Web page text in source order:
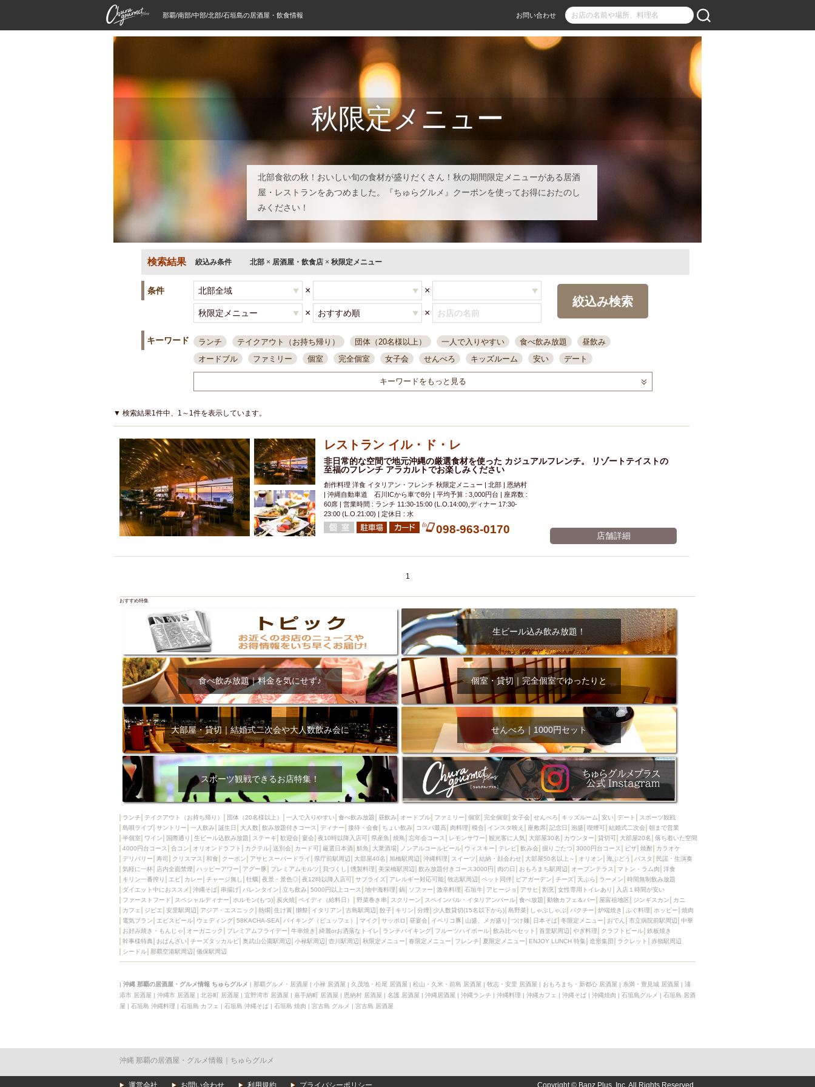
那覇/南部/中部/北部/石垣島の居酒屋・飲食情報 お問い合わせ
秋限定メニュー
北部食欲の秋！おいしい旬の食材が盛りだくさん！秋の期間限定メニューがある居酒
屋・レストランをあつめました。『ちゅらグルメ』クーポンを使ってお得におたのし
みください！
検索結果 絞込み条件 北部 × 居酒屋・飲食店 × 秋限定メニュー
条件 × ×
× ×
絞込み検索
キーワード ランチ テイクアウト（お持ち帰り） 団体（20名様以上） 一人で入りやすい 食べ飲み放題
昼飲み
オードブル
ファミリー 個室 完全個室 女子会 せんべろ キッズルーム 安い
デート
一人飲み 誕生日 大人数
接待・会食
ちょい飲み コスパ最高 肉料理 模合 インスタ映え 座敷席 記念日 泡盛
喫煙可
結婚式二次会
夜10時以降入店可
県産魚 焼鳥 忘年会コース レモンサワー 観光客に人気 大部屋30名
カウンター
貸切可
大部屋20名 落ち着いた空間 4000円台コース 合コン
カード可
厳選日本酒 鮮魚 大衆酒場 ノンアルコールビール ウィスキー テレビ 飲み会
掘りごたつ
3000円台コース
ピザ 焼酎
アサヒスーパードライ
県庁前駅周辺 大部屋40名 旭橋駅周辺 沖縄料理 スイーツ
大部屋50名以上～
オリオン 海ぶどう パスタ 民謡・生演奏
ハッピーアワー
アグー豚 プレミアムモルツ 貝づくし 燻製料理
美栄橋駅周辺
マトン・ラム肉
洋食
ビアガーデン
ダイエット中におススメ
沖縄そば 串揚げ バレンタイン 立ち飲み 5000円以上コース 地中海料理
鍋
ソファー
石垣牛 アサヒ 割烹 女性専用トイレあり
入店１時間が安い
ファーストフード
スペシャルディナー ホルモン(もつ) 炭火焼 ペイディ（給料日）
野菜巻き串
スクリーン
スペインバル・イタリアンバール 食べ放題 動物カフェ＆バー 屋富祖地区
ジンギスカン
カニ
カフェ ジビエ 安里駅周辺 アジア・エスニック 熱燗 生け簀 獺祭 イタリアン
古島駅周辺
餃子
キリン 分煙 少人数貸切(15名以下から) 島野菜 しゃぶしゃぶ パクチー 炉端焼き
ふぐ料理
ホッピー
焼肉 電気ブラン エビスビール ウェディング 58KACHA-SEA
バイキング（ビュッフェ）
マイク
サッポロ 昼宴会 イベリコ豚 山盛、メガ盛り つけ麺 日本そば 冬限定メニュー
おでん
市立病院前駅周辺
中華 お好み焼き・もんじゃ オーガニック プレミアムフライデー
牛串焼き
綺麗orお洒落なトイレ
ランチバイキング フルーツハイボール 飲み比べセット 首里駅周辺
やぎ料理
クラフトビール
鉄板焼き 幹事様特典 おばんざい チーズタッカルビ 奥武山公園駅周辺
小禄駅周辺
壺川駅周辺
秋限定メニュー 春限定メニュー フレンチ 夏限定メニュー ENJOY LUNCH 特集
造形集団
ラクレット
赤嶺駅周辺 シードル 那覇空港駅周辺 儀保駅周辺
キーワードをもっと見る
▼ 検索結果1件中、1～1件を表示しています。
レストラン イル・ド・レ
非日常的な空間で地元沖縄の厳選食材を使った カジュアルフレンチ。 リゾートテイストの
至福のフレンチ アラカルトでお楽しみください
創作料理 洋食 イタリアン・フレンチ 秋限定メニュー | 北部 | 恩納村
| 沖縄自動車道 石川ICから車で8分 | 平均予算 : 3,000円台 | 座席数 :
60席 | 営業時間 : ランチ 11:30-15:00 (L.O.14:00),ディナー 17:30-
23:00 (L.O.21:00) | 定休日 : 水
098-963-0170 店舗詳細
1
おすすめ特集
生ビール込み飲み放題！
食べ飲み放題｜料金を気にせず♪ 個室・貸切｜完全個室でゆったりと
大部屋・貸切｜結婚式二次会や大人数飲み会に せんべろ｜1000円セット
スポーツ観戦できるお店特集！
ランチ テイクアウト（お持ち帰り） 団体（20名様以上） 一人で入りやすい 食べ飲み放題 昼飲み オードブル ファミリー 個室 完全個室 女子会 せんべろ キッズルーム 安い デート
スポーツ観戦
島唄ライブ サントリー 一人飲み 誕生日 大人数 飲み放題付きコース ディナー 接待・会食 ちょい飲み コスパ最高 肉料理 模合 インスタ映え 座敷席 記念日 泡盛 喫煙可 結婚式二次会 朝まで営業
半個室
ワイン 国際通り 生ビール込飲み放題 ステーキ 歓迎会 宴会 夜10時以降入店可 県産魚 焼鳥 忘年会コース レモンサワー 観光客に人気 大部屋30名 カウンター 貸切可 大部屋20名
落ち着いた空間
4000円台コース
合コン オリオンドラフト カクテル 送別会 カード可 厳選日本酒 鮮魚 大衆酒場 ノンアルコールビール ウィスキー テレビ 飲み会 掘りごたつ 3000円台コース ピザ 焼酎
カラオケ
デリバリー
寿司 クリスマス 和食 クーポン アサヒスーパードライ 県庁前駅周辺 大部屋40名 旭橋駅周辺 沖縄料理 スイーツ 結納・顔会わせ 大部屋50名以上～ オリオン 海ぶどう パスタ
民謡・生演奏
気軽に一杯
店内全面禁煙 ハッピーアワー アグー豚 プレミアムモルツ 貝づくし 燻製料理 美栄橋駅周辺 飲み放題付きコース3000円 肉の日 おもろまち駅周辺 オープンテラス マトン・ラム肉
洋食
キリン一番搾り
エビ カレー チャージ無し 牡蠣 夜景・景色◎ 夜12時以降入店可 サプライズ アレルギー対応可能 牧志駅周辺 ペット同伴 ビアガーデン チーズ 天ぷら ラーメン
時間無制飲み放題
ダイエット中におススメ
沖縄そば 串揚げ バレンタイン 立ち飲み 5000円以上コース 地中海料理 鍋 ソファー 激辛料理 石垣牛 アヒージョ アサヒ 割烹 女性専用トイレあり
入店１時間が安い
ファーストフード
スペシャルディナー ホルモン(もつ) 炭火焼 ペイディ（給料日） 野菜巻き串 スクリーン スペインバル・イタリアンバール 食べ放題 動物カフェ＆バー 屋富祖地区 ジンギスカン
カニ
カフェ
ジビエ 安里駅周辺 アジア・エスニック 熱燗 生け簀 獺祭 イタリアン 古島駅周辺 餃子 キリン 分煙 少人数貸切(15名以下から) 島野菜 しゃぶしゃぶ パクチー 炉端焼き ふぐ料理 ホッピー
焼肉
電気ブラン
エビスビール ウェディング 58KACHA-SEA バイキング（ビュッフェ） マイク サッポロ 昼宴会 イベリコ豚 山盛、メガ盛り つけ麺 日本そば 冬限定メニュー おでん 市立病院前駅周辺
中華
お好み焼き・もんじゃ
オーガニック プレミアムフライデー 牛串焼き 綺麗orお洒落なトイレ ランチバイキング フルーツハイボール 飲み比べセット 首里駅周辺 やぎ料理 クラフトビール 鉄板焼き
幹事様特典
おばんざい チーズタッカルビ 奥武山公園駅周辺 小禄駅周辺 壺川駅周辺 秋限定メニュー 春限定メニュー フレンチ 夏限定メニュー ENJOY LUNCH 特集 造形集団 ラクレット
赤嶺駅周辺
シードル 那覇空港駅周辺 儀保駅周辺
| 沖縄 那覇の居酒屋・グルメ情報 ちゅらグルメ | 那覇グルメ・居酒屋 | 小禄 居酒屋 | 久茂地・松尾 居酒屋 | 松山・久米・前島 居酒屋 | 牧志・安里 居酒屋 | おもろまち・新都心 居酒屋 | 糸満・豊見城 居酒屋 | 浦
添市 居酒屋 | 沖縄市 居酒屋 | 北谷町 居酒屋 | 宜野湾市 居酒屋 | 嘉手納町 居酒屋 | 恩納村 居酒屋 | 名護 居酒屋 | 沖縄居酒屋 | 沖縄ランチ | 沖縄料理 | 沖縄カフェ | 沖縄そば | 沖縄焼肉 | 石垣島グルメ | 石垣島 居酒
屋 | 石垣島 沖縄料理 | 石垣島 カフェ | 石垣島 沖縄そば | 石垣島 焼肉 | 宮古島 グルメ | 宮古島 居酒屋
沖縄 那覇の居酒屋・グルメ情報｜ちゅらグルメ
運営会社 お問い合わせ 利用規約 プライバシーポリシー Copyright © Banz Plus, Inc. All Rights Reserved.